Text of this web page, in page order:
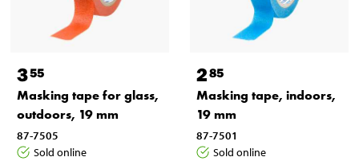
355
Masking tape for glass,
outdoors, 19 mm
87-7505
Sold online
285
Masking tape, indoors,
19 mm
87-7501
Sold online